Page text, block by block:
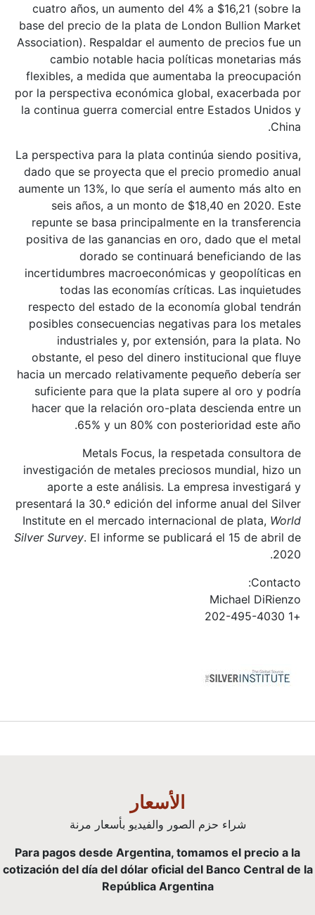
cuatro años, un aumento del 4% a $16,21 (sobre la
base del precio de la plata de London Bullion Market
Association). Respaldar el aumento de precios fue un
cambio notable hacia políticas monetarias más
flexibles, a medida que aumentaba la preocupación
por la perspectiva económica global, exacerbada por
la continua guerra comercial entre Estados Unidos y
China.
La perspectiva para la plata continúa siendo positiva,
dado que se proyecta que el precio promedio anual
aumente un 13%, lo que sería el aumento más alto en
seis años, a un monto de $18,40 en 2020. Este
repunte se basa principalmente en la transferencia
positiva de las ganancias en oro, dado que el metal
dorado se continuará beneficiando de las
incertidumbres macroeconómicas y geopolíticas en
todas las economías críticas. Las inquietudes
respecto del estado de la economía global tendrán
posibles consecuencias negativas para los metales
industriales y, por extensión, para la plata. No
obstante, el peso del dinero institucional que fluye
hacia un mercado relativamente pequeño debería ser
suficiente para que la plata supere al oro y podría
hacer que la relación oro-plata descienda entre un
65% y un 80% con posterioridad este año.
Metals Focus, la respetada consultora de
investigación de metales preciosos mundial, hizo un
aporte a este análisis. La empresa investigará y
presentará la 30.º edición del informe anual del Silver
Institute en el mercado internacional de plata, World
Silver Survey. El informe se publicará el 15 de abril de
2020.
Contacto:
Michael DiRienzo
+1 202-495-4030
الأسعار
شراء حزم الصور والفيديو بأسعار مرنة
Para pagos desde Argentina, tomamos el precio a la
cotización del día del dólar oficial del Banco Central de la
República Argentina